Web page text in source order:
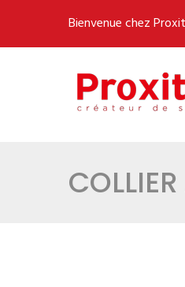
Bienvenue chez